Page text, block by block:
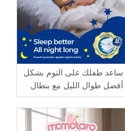
ساعد طفلك على النوم بشكل
أفضل طوال الليل مع بنطال
موموتارو للأطفال